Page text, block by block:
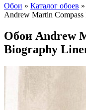
Обои » Каталог обоев »
Andrew Martin
Обои Andrew
Biography